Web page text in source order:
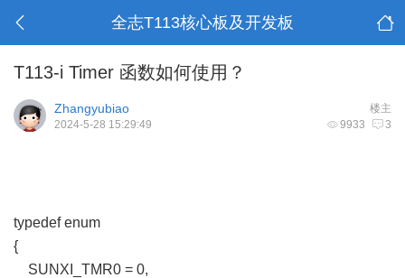
全志T113核心板及开发板
T113-i Timer 函数如何使用？
楼主
Zhangyubiao
9933 3
2024-5-28 15:29:49
typedef enum
{
SUNXI_TMR0 = 0,